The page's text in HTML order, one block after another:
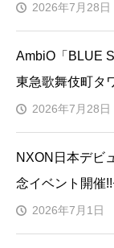
2026年7月28日
AmbiO「BLUE
東急歌舞伎町タ
2026年7月28日
NXON日本デビ
念イベント開催
2026年7月1日